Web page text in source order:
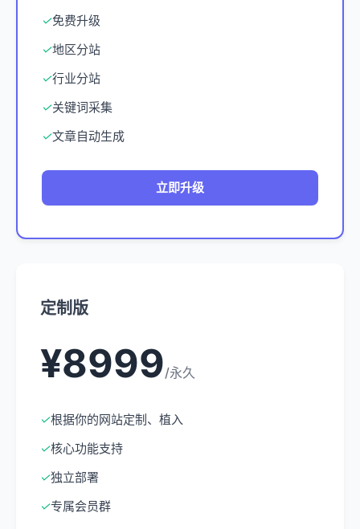
✓免费升级
✓地区分站
✓行业分站
✓关键词采集
✓文章自动生成
立即升级
定制版
¥8999/永久
✓根据你的网站定制、植入
✓核心功能支持
✓独立部署
✓专属会员群